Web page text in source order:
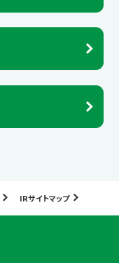
IRサイトマップ